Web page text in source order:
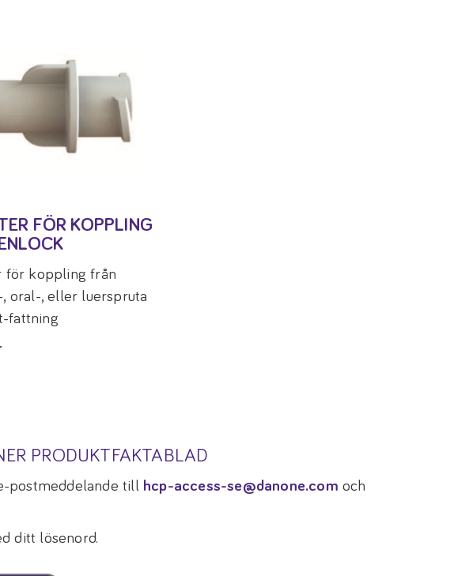
FÖR KOPPLING
för koppling från
, oral-, eller luerspruta
fattning
PRODUKTFAKTABLAD
postmeddelande till hcp-access-se@danone.com och
ditt lösenord.